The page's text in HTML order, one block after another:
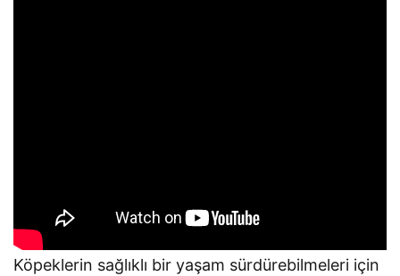
Köpeklerin sağlıklı bir yaşam sürdürebilmeleri için